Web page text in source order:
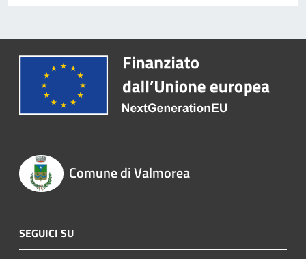
Comune di Valmorea
SEGUICI SU